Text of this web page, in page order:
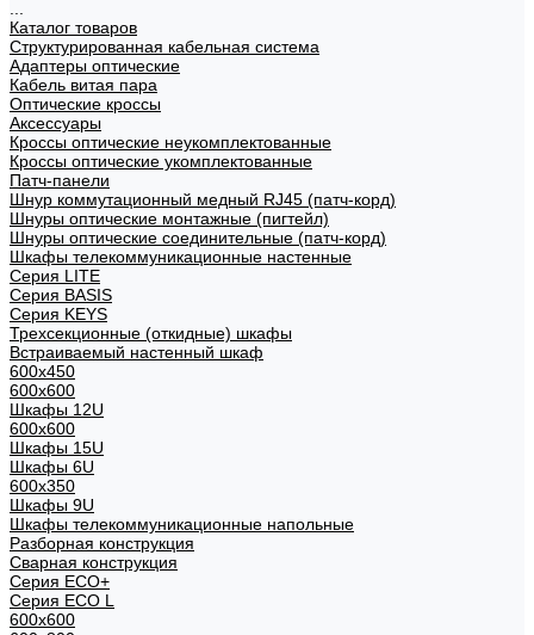
Каталог товаров
Структурированная кабельная система
Адаптеры оптические
Кабель витая пара
Оптические кроссы
Аксессуары
Кроссы оптические неукомплектованные
Кроссы оптические укомплектованные
Патч-панели
Шнур коммутационный медный RJ45 (патч-корд)
Шнуры оптические монтажные (пигтейл)
Шнуры оптические соединительные (патч-корд)
Шкафы телекоммуникационные настенные
Cерия LITE
Cерия BASIS
Cерия KEYS
Трехсекционные (откидные) шкафы
Встраиваемый настенный шкаф
600x450
600x600
Шкафы 12U
600x600
Шкафы 15U
Шкафы 6U
600x350
Шкафы 9U
Шкафы телекоммуникационные напольные
Разборная конструкция
Сварная конструкция
Серия ECO+
Серия ECO L
600x600